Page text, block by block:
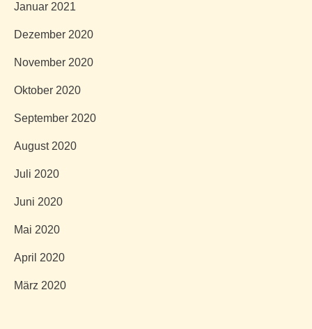
Januar 2021
Dezember 2020
November 2020
Oktober 2020
September 2020
August 2020
Juli 2020
Juni 2020
Mai 2020
April 2020
März 2020